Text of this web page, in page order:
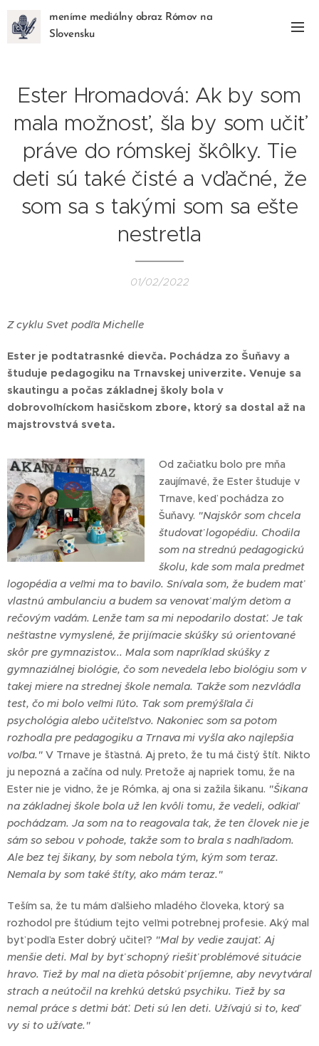
meníme mediálny obraz Rómov na
Slovensku
Ester Hromadová: Ak by som
mala možnosť, šla by som učiť
práve do rómskej škôlky. Tie
deti sú také čisté a vďačné, že
som sa s takými som sa ešte
nestretla
01/02/2022
Z cyklu Svet podľa Michelle
Ester je podtatrasnké dievča. Pochádza zo Šuňavy a
študuje pedagogiku na Trnavskej univerzite. Venuje sa
skautingu a počas základnej školy bola v
dobrovoľníckom hasičskom zbore, ktorý sa dostal až na
majstrovstvá sveta.
Od začiatku bolo pre mňa
zaujímavé, že Ester študuje v
Trnave, keď pochádza zo
Šuňavy. "Najskôr som chcela
študovať logopédiu. Chodila
som na strednú pedagogickú
školu, kde som mala predmet
logopédia a veľmi ma to bavilo. Snívala som, že budem mať
vlastnú ambulanciu a budem sa venovať malým deťom a
rečovým vadám. Lenže tam sa mi nepodarilo dostať. Je tak
nešťastne vymyslené, že prijímacie skúšky sú orientované
skôr pre gymnazistov... Mala som napríklad skúšky z
gymnaziálnej biológie, čo som nevedela lebo biológiu som v
takej miere na strednej škole nemala. Takže som nezvládla
test, čo mi bolo veľmi ľúto. Tak som premýšľala či
psychológia alebo učiteľstvo. Nakoniec som sa potom
rozhodla pre pedagogiku a Trnava mi vyšla ako najlepšia
voľba." V Trnave je šťastná. Aj preto, že tu má čistý štít. Nikto
ju nepozná a začína od nuly. Pretože aj napriek tomu, že na
Ester nie je vidno, že je Rómka, aj ona si zažila šikanu. "Šikana
na základnej škole bola už len kvôli tomu, že vedeli, odkiaľ
pochádzam. Ja som na to reagovala tak, že ten človek nie je
sám so sebou v pohode, takže som to brala s nadhľadom.
Ale bez tej šikany, by som nebola tým, kým som teraz.
Nemala by som také štíty, ako mám teraz."
Teším sa, že tu mám ďalšieho mladého človeka, ktorý sa
rozhodol pre štúdium tejto veľmi potrebnej profesie. Aký mal
byť podľa Ester dobrý učiteľ? "Mal by vedie zaujať. Aj
menšie deti. Mal by byť schopný riešiť problémové situácie
hravo. Tiež by mal na dieťa pôsobiť príjemne, aby nevytváral
strach a neútočil na krehkú detskú psychiku. Tiež by sa
nemal práce s deťmi báť. Deti sú len deti. Užívajú si to, keď
vy si to užívate."